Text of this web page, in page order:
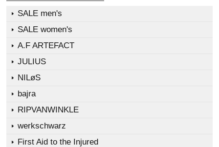
SALE men's
SALE women's
A.F ARTEFACT
JULIUS
NILøS
bajra
RIPVANWINKLE
werkschwarz
First Aid to the Injured